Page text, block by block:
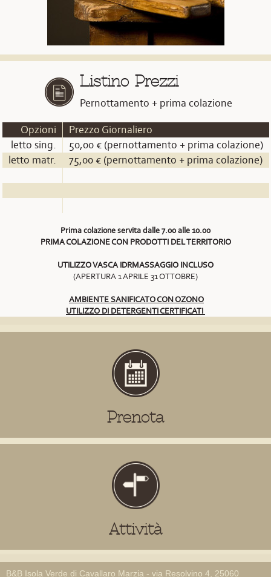
Listino Prezzi
Pernottamento + prima colazione
Opzioni
Prezzo Giornaliero
letto sing.
50,00 € (pernottamento + prima colazione)
letto matr.
75,00 € (pernottamento + prima colazione)
Prima colazione servita dalle 7.00 alle 10.00
PRIMA COLAZIONE CON PRODOTTI DEL TERRITORIO
UTILIZZO VASCA IDRMASSAGGIO INCLUSO
(APERTURA 1 APRILE 31 OTTOBRE)
AMBIENTE SANIFICATO CON OZONO
UTILIZZO DI DETERGENTI CERTIFICATI
Prenota
Attività
B&B Isola Verde di Cavallaro Marzia - via Resolvino 4, 25060